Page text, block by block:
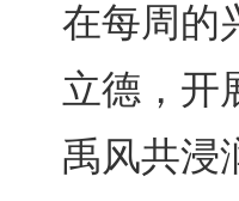
在每周的
立德，开
禹风共浸